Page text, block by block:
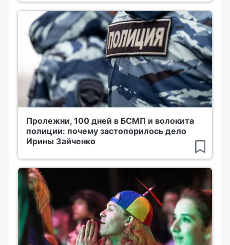
Пролежни, 100 дней в БСМП и волокита
полиции: почему застопорилось дело
Ирины Зайченко